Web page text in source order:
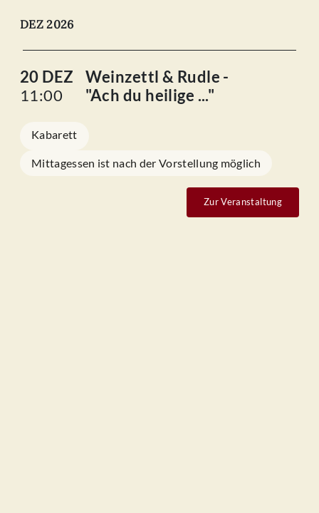
DEZ 2026
20 DEZ
11:00
Weinzettl & Rudle -
"Ach du heilige ..."
Kabarett
Mittagessen ist nach der Vorstellung möglich
Zur Veranstaltung